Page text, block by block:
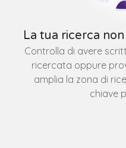
La tua ricerca
Controlla di avere
ricercata oppure
amplia la zona di
chiave